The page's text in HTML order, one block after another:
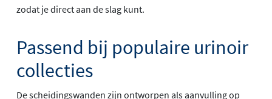
zodat je direct aan de slag kunt.
Passend bij populaire urinoir
collecties
De scheidingswanden zijn ontworpen als aanvulling op